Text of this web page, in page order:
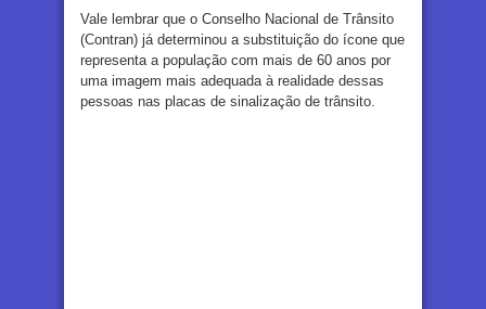
Vale lembrar que o Conselho Nacional de Trânsito
(Contran) já determinou a substituição do ícone que
representa a população com mais de 60 anos por
uma imagem mais adequada à realidade dessas
pessoas nas placas de sinalização de trânsito.